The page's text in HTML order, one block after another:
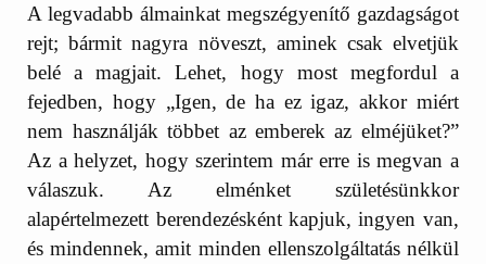
A legvadabb álmainkat megszégyenítő gazdagságot
rejt; bármit nagyra növeszt, aminek csak elvetjük
belé a magjait. Lehet, hogy most megfordul a
fejedben, hogy „Igen, de ha ez igaz, akkor miért
nem használják többet az emberek az elméjüket?”
Az a helyzet, hogy szerintem már erre is megvan a
válaszuk. Az elménket születésünkkor
alapértelmezett berendezésként kapjuk, ingyen van,
és mindennek, amit minden ellenszolgáltatás nélkül